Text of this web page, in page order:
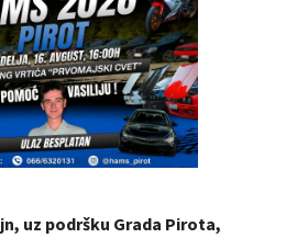
uz podršku Grada Pirota,